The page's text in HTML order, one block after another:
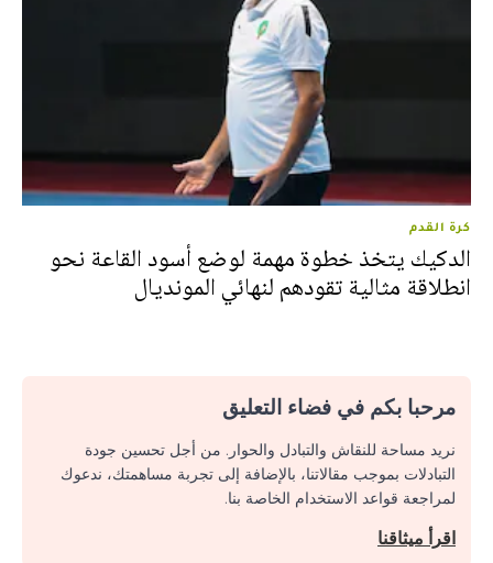
كرة القدم
الدكيك يتخذ خطوة مهمة لوضع أسود القاعة نحو
انطلاقة مثالية تقودهم لنهائي المونديال
مرحبا بكم في فضاء التعليق
نريد مساحة للنقاش والتبادل والحوار. من أجل تحسين جودة
التبادلات بموجب مقالاتنا، بالإضافة إلى تجربة مساهمتك، ندعوك
لمراجعة قواعد الاستخدام الخاصة بنا.
اقرأ ميثاقنا